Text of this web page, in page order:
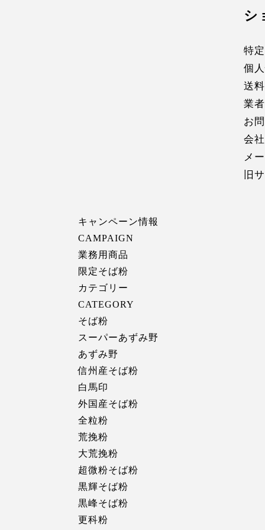
シ
特
個
送
業
お
会
メ
旧
キャンペーン情報
CAMPAIGN
業務用商品
限定そば粉
カテゴリー
CATEGORY
そば粉
スーパーあずみ野
あずみ野
信州産そば粉
白馬印
外国産そば粉
全粒粉
荒挽粉
大荒挽粉
超微粉そば粉
黒輝そば粉
黒峰そば粉
更科粉